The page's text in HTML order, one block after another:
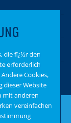
die fï¿½r den
erforderlich
Cookies,
dieser Website
mit anderen
vereinfachen